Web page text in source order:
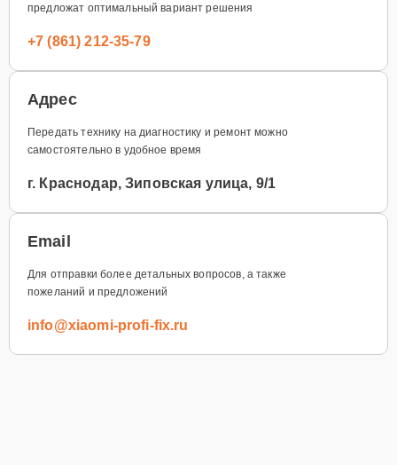
предложат оптимальный вариант решения
+7 (861) 212-35-79
Адрес
Передать технику на диагностику и ремонт можно
самостоятельно в удобное время
г. Краснодар, Зиповская улица, 9/1
Email
Для отправки более детальных вопросов, а также
пожеланий и предложений
info@xiaomi-profi-fix.ru